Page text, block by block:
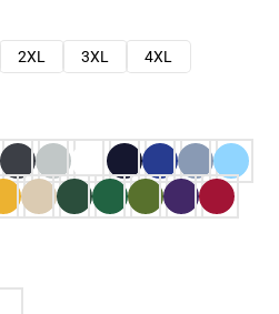
2XL 3XL
4XL